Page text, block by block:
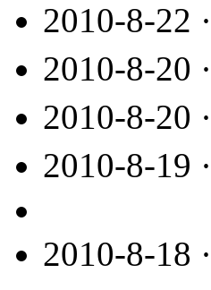
2010-8-22 ·
2010-8-20 ·
2010-8-20 ·
2010-8-19 ·
2010-8-18 ·